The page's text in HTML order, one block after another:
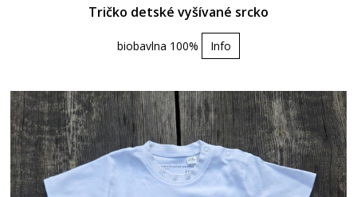
Tričko detské vyšívané srcko
biobavlna 100% Info